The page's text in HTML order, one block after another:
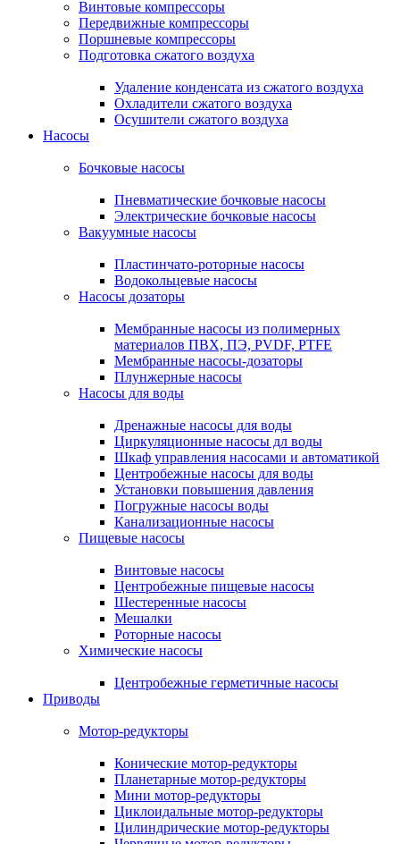
Винтовые компрессоры
Передвижные компрессоры
Поршневые компрессоры
Подготовка сжатого воздуха
Удаление конденсата из сжатого воздуха
Охладители сжатого воздуха
Осушители сжатого воздуха
Насосы
Бочковые насосы
Пневматические бочковые насосы
Электрические бочковые насосы
Вакуумные насосы
Пластинчато-роторные насосы
Водокольцевые насосы
Насосы дозаторы
Мембранные насосы из полимерных
материалов ПВХ, ПЭ, PVDF, PTFE
Мембранные насосы-дозаторы
Плунжерные насосы
Насосы для воды
Дренажные насосы для воды
Циркуляционные насосы дл воды
Шкаф управления насосами и автоматикой
Центробежные насосы для воды
Установки повышения давления
Погружные насосы воды
Канализационные насосы
Пищевые насосы
Винтовые насосы
Центробежные пищевые насосы
Шестеренные насосы
Мешалки
Роторные насосы
Химические насосы
Центробежные герметичные насосы
Приводы
Мотор-редукторы
Конические мотор-редукторы
Планетарные мотор-редукторы
Мини мотор-редукторы
Циклоидальные мотор-редукторы
Цилиндрические мотор-редукторы